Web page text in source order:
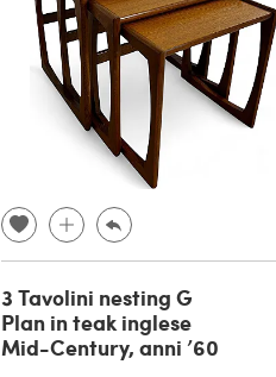
3 Tavolini nesting G
Plan in teak inglese
Mid-Century, anni ’60